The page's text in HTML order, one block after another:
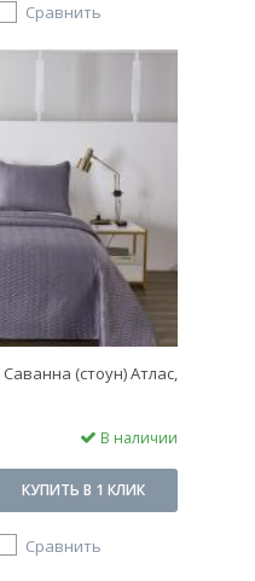
Сравнить
(стоун) Атлас,
В наличии
КУПИТЬ В 1 КЛИК
Сравнить